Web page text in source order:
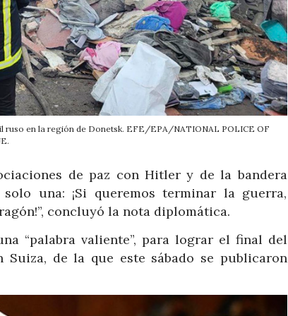
ruso en la región de Donetsk. EFE/EPA/NATIONAL POLICE OF
de paz con Hitler y de la bandera
una: ¡Si queremos terminar la guerra,
concluyó la nota diplomática.
“palabra valiente”, para lograr el final del
de la que este sábado se publicaron